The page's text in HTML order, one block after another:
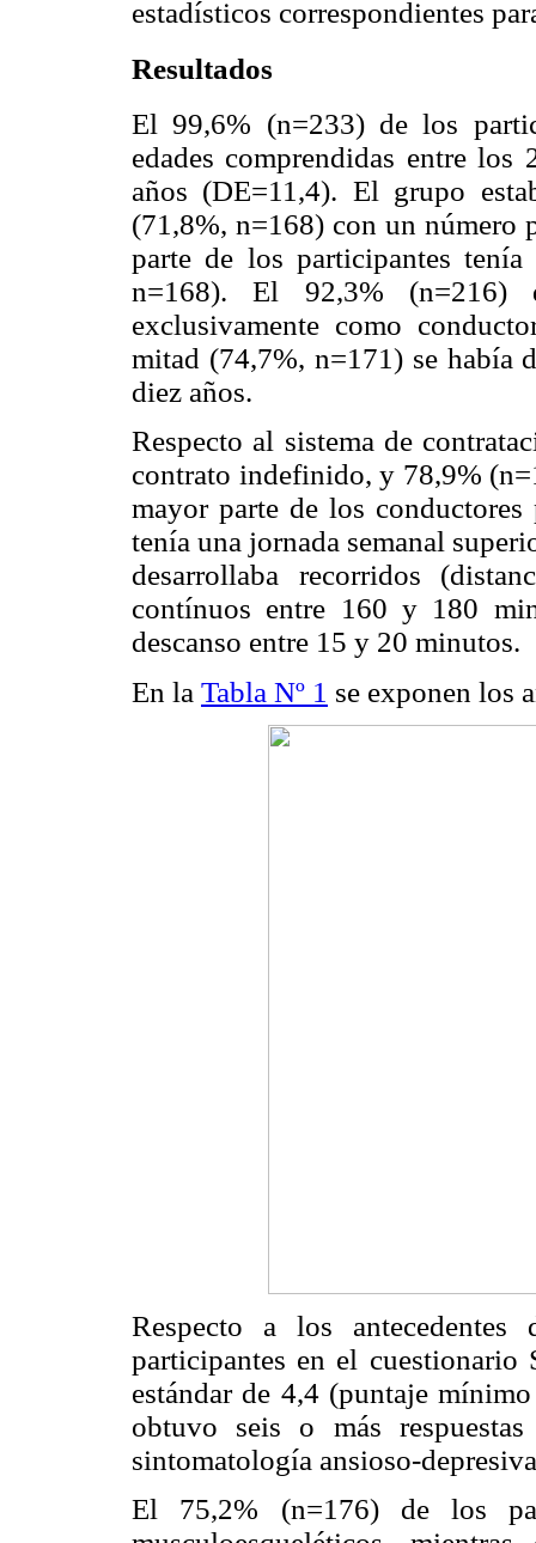
estadísticos correspondientes
Resultados
El 99,6% (n=233) de los
edades comprendidas entre
años (DE=11,4). El grupo
(71,8%, n=168) con un número
parte de los participantes tenía
n=168). El 92,3% (n=216)
exclusivamente como
mitad (74,7%, n=171) se había
diez años.
Respecto al sistema de
contrato indefinido, y 78,9%
mayor parte de los
tenía una jornada semanal
desarrollaba recorridos
contínuos entre 160 y 180
descanso entre 15 y 20 minutos.
En la Tabla Nº 1 se exponen los
Respecto a los
participantes en el
estándar de 4,4 (puntaje
obtuvo seis o más
sintomatología ansioso-
El 75,2% (n=176) de los